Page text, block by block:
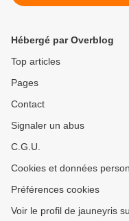
Hébergé par Overblog
Top articles
Pages
Contact
Signaler un abus
C.G.U.
Cookies et données
Préférences cookies
Voir le profil de jauneyris